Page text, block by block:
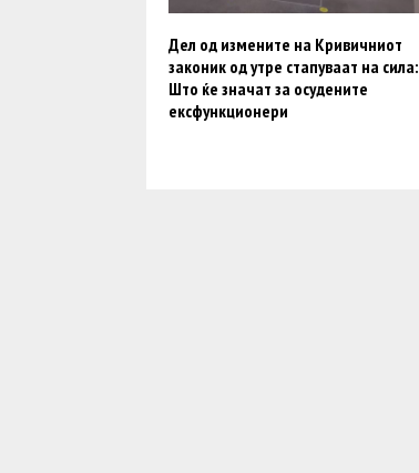
Дел од измените на Кривичниот
законик од утре стапуваат на сила:
Што ќе значат за осудените
ексфункционери